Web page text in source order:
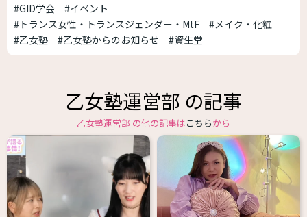
#GID学会
#イベント
#トランス女性・トランスジェンダー・MtF
#メイク・化粧
#乙女塾
#乙女塾からのお知らせ #資生堂
乙女塾運営部 の記事
乙女塾運営部 の他の記事はこちらから